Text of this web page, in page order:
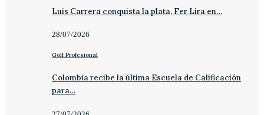
Luis Carrera conquista la plata, Fer Lira en…
28/07/2026
Golf Profesional
Colombia recibe la última Escuela de Calificación
para…